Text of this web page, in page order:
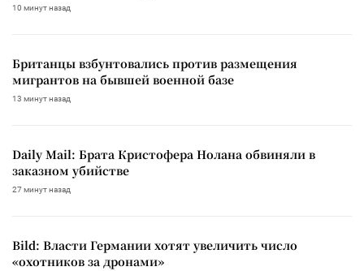
10 минут назад
Британцы взбунтовались против размещения
мигрантов на бывшей военной базе
13 минут назад
Daily Mail: Брата Кристофера Нолана обвиняли в
заказном убийстве
27 минут назад
Bild: Власти Германии хотят увеличить число
«охотников за дронами»